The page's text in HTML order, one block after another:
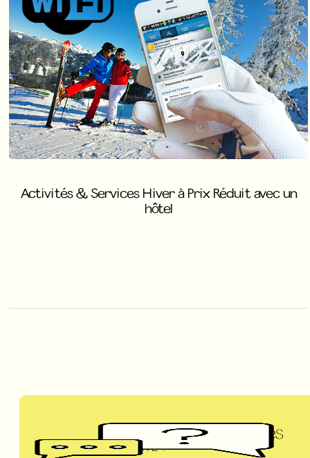
Activités & Services Hiver à Prix Réduit avec un
hôtel
Questions fréquentes
UN DOUTE ?